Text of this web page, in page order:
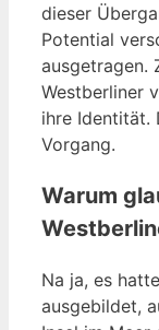
die­ser
Poten­ti­al
aus­ge­tra­gen.
West­ber­li­ner
ihre Iden­ti­tät.
Vorgang.
Warum
Na ja, es
aus­ge­bil­det,